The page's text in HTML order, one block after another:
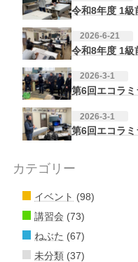
令和8年度 1級
2026-6-21
令和8年度 1級
2026-3-1
第6回エコラ
2026-3-1
第6回エコラ
カテゴリー
イベント (98)
講習会 (73)
ねぶた (67)
未分類 (37)